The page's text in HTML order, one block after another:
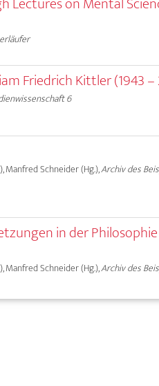
Friedrich Kittler (1943 –
6
Manfred Schneider (Hg.),Archiv des
in der
Manfred Schneider (Hg.),Archiv des